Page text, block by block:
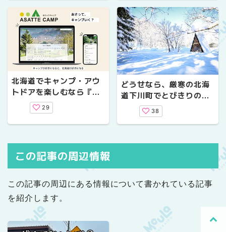
北海道でキャンプ・アウ
トドアを楽しむなら『あ
さってキャンプ』をチェ
ック！
29
どうせなら、厳寒の北海
道下川町でとびきりの冬
体験を！38
この記事の周辺情報
この記事の周辺にある情報について書かれている記事
を紹介します。